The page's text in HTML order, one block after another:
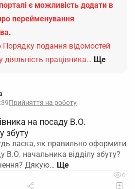
є можливість додати в
перейменування
подання відомостей
діяльність працівника… Ще
Прийняття на роботу
на посаду В.О.
збуту
ласка, як правильно оформити
В.О. начальника відділу збуту?
Дякую…
4